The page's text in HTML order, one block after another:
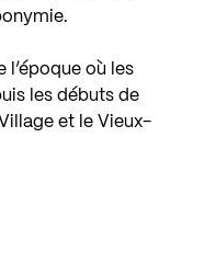
l’époque où les
les débuts de
et le Vieux-